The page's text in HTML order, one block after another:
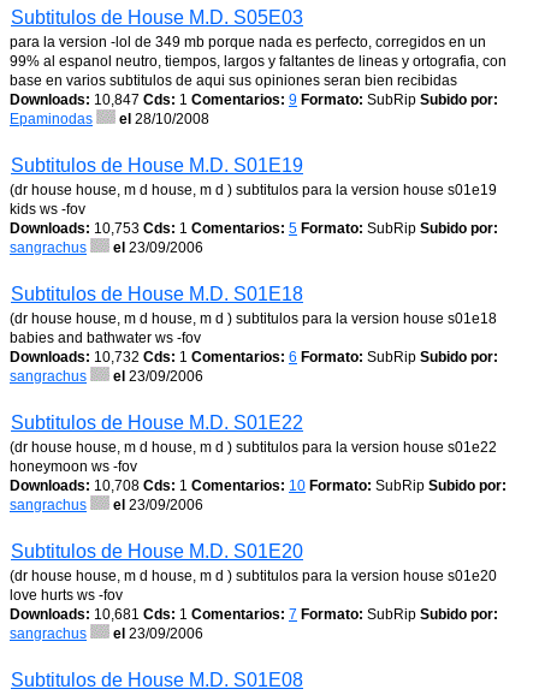
Subtitulos de House M.D. S05E03
para la version -lol de 349 mb porque nada es perfecto, corregidos en un
99% al espanol neutro, tiempos, largos y faltantes de lineas y ortografia, con
base en varios subtitulos de aqui sus opiniones seran bien recibidas
Downloads: 10,847 Cds: 1 Comentarios: 9 Formato: SubRip Subido por:
Epaminodas
el 28/10/2008
Subtitulos de House M.D. S01E19
(dr house house, m d house, m d ) subtitulos para la version house s01e19
kids ws -fov
Downloads: 10,753 Cds: 1 Comentarios: 5 Formato: SubRip Subido por:
sangrachus
el 23/09/2006
Subtitulos de House M.D. S01E18
(dr house house, m d house, m d ) subtitulos para la version house s01e18
babies and bathwater ws -fov
Downloads: 10,732 Cds: 1 Comentarios: 6 Formato: SubRip Subido por:
sangrachus
el 23/09/2006
Subtitulos de House M.D. S01E22
(dr house house, m d house, m d ) subtitulos para la version house s01e22
honeymoon ws -fov
Downloads: 10,708 Cds: 1 Comentarios: 10 Formato: SubRip Subido por:
sangrachus
el 23/09/2006
Subtitulos de House M.D. S01E20
(dr house house, m d house, m d ) subtitulos para la version house s01e20
love hurts ws -fov
Downloads: 10,681 Cds: 1 Comentarios: 7 Formato: SubRip Subido por:
sangrachus
el 23/09/2006
Subtitulos de House M.D. S01E08